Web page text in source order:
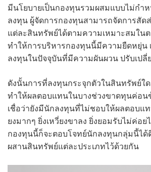
มีนโยบายเป็นกองทุนรวมผสมแบบไม่กำ
ลงทุน ผู้จัดการกองทุนสามารถจัดการสัด
แต่ละสินทรัพย์ได้ตามความเหมาะสมใน
ทำให้การบริหารกองทุนนี้มีความยืดหยุ่น
ลงทุนในปัจจุบันที่มีความผันผวน ปรับเปลี่
ดังนั้นการที่ลงทุนกระจุกตัวในสินทรัพย์ใ
ทำให้ผลตอบแทนในบางช่วงขาดทุนค่อน
เชื่อว่ายังมีนักลงทุนที่ไม่ชอบให้ผลตอบแท
ยงมากๆ ยิ่งเหวี่ยงขาลง ยิ่งยอมรับไม่ค่อย
กองทุนนี้ก็จะตอบโจทย์นักลงทุนกลุ่มนี้ได้
ผสานสินทรัพย์แต่ละประเภทไว้ด้วยกัน